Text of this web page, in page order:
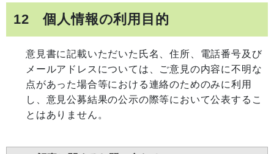
12 個人情報の利用目的
意見書に記載いただいた氏名、住所、電話番号及び
メールアドレスについては、ご意見の内容に不明な
点があった場合等における連絡のためのみに利用
し、意見公募結果の公示の際等において公表するこ
とはありません。